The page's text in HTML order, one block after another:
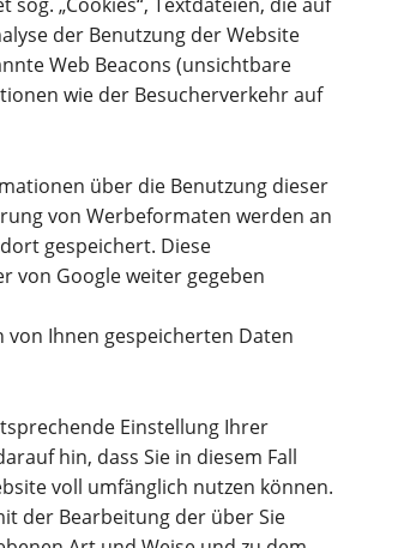
der Benutzung der Website
Web Beacons (unsichtbare
wie der Besucherverkehr auf
über die Benutzung dieser
von Werbeformaten werden an
gespeichert. Diese
von Google weiter gegeben
Ihnen gespeicherten Daten
Einstellung Ihrer
hin, dass Sie in diesem Fall
voll umfänglich nutzen können.
der Bearbeitung der über Sie